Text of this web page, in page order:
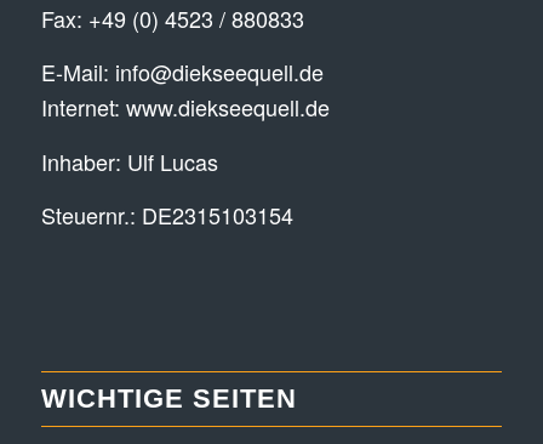
Fax: +49 (0) 4523 / 880833
E-Mail: info@diekseequell.de
Internet: www.diekseequell.de
Inhaber: Ulf Lucas
Steuernr.: DE2315103154
WICHTIGE SEITEN